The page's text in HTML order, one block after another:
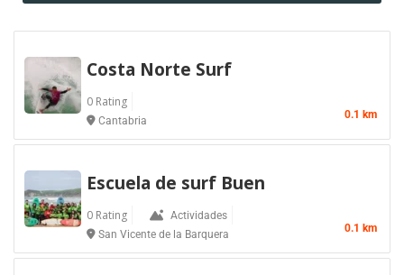
Costa Norte Surf
0 Rating
Cantabria 0.1 km
Escuela de surf Buen
0 Rating
Actividades
San Vicente de la Barquera
0.1 km